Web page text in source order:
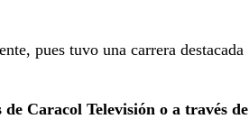
pues tuvo una carrera destacada
Caracol Televisión o a través de